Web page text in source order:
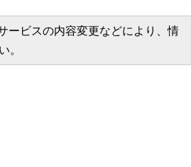
ービスの内容変更などにより、情
。